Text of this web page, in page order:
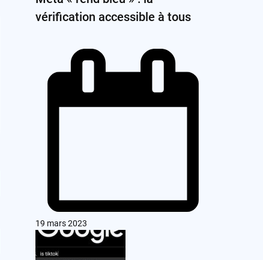
vérification accessible à tous
19 mars 2023